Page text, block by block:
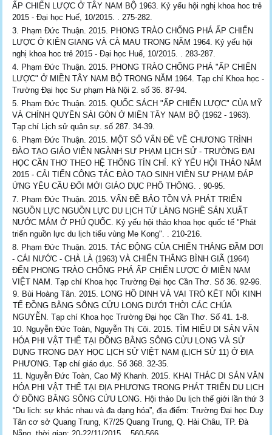
ẤP CHIẾN LƯỢC Ở TÂY NAM BỘ 1963. Kỷ yếu hội nghị khoa hoc trẻ
2015 - Đại học Huế, 10/2015. . 275-282.
Phạm Đức Thuận. 2015. PHONG TRÀO CHỐNG PHÁ ẤP CHIẾN
LƯỢC Ở KIÊN GIANG VÀ CÀ MAU TRONG NĂM 1964. Kỷ yếu hội
nghị khoa hoc trẻ 2015 - Đại học Huế, 10/2015. . 283-287.
Phạm Đức Thuận. 2015. PHONG TRÀO CHỐNG PHÁ "ẤP CHIẾN
LƯỢC" Ở MIỀN TÂY NAM BỘ TRONG NĂM 1964. Tạp chí Khoa học -
Trường Đại học Sư phạm Hà Nội 2. số 36. 87-94.
Phạm Đức Thuận. 2015. QUỐC SÁCH "ẤP CHIẾN LƯỢC" CỦA MỸ
VÀ CHÍNH QUYỀN SÀI GÒN Ở MIỀN TÂY NAM BỘ (1962 - 1963).
Tạp chí Lịch sử quân sự. số 287. 34-39.
Phạm Đức Thuận. 2015. MỘT SỐ VẤN ĐỀ VỀ CHƯƠNG TRÌNH
ĐÀO TẠO GIÁO VIÊN NGÀNH SƯ PHẠM LỊCH SỬ - TRƯỜNG ĐẠI
HỌC CẦN THƠ THEO HỆ THỐNG TÍN CHỈ. KỶ YẾU HỘI THẢO NĂM
2015 - CẢI TIẾN CÔNG TÁC ĐÀO TẠO SINH VIÊN SƯ PHẠM ĐÁP
ỨNG YÊU CẦU ĐỔI MỚI GIÁO DỤC PHỔ THÔNG. . 90-95.
Phạm Đức Thuận. 2015. VẤN ĐỀ BẢO TỒN VÀ PHÁT TRIỂN
NGUỒN LỰC NGUỒN LỰC DU LỊCH TỪ LÀNG NGHỀ SẢN XUẤT
NƯỚC MẮM Ở PHÚ QUỐC. Kỷ yếu hội thảo khoa học quốc tế "Phát
triển nguồn lực du lịch tiểu vùng Me Kong". . 210-216.
Phạm Đức Thuận. 2015. TÁC ĐỘNG CỦA CHIẾN THẮNG ĐẦM DƠI
- CÁI NƯỚC - CHÀ LÀ (1963) VÀ CHIẾN THẮNG BÌNH GIÃ (1964)
ĐẾN PHONG TRÀO CHỐNG PHÁ ẤP CHIẾN LƯỢC Ở MIỀN NAM
VIỆT NAM. Tạp chí Khoa học Trường Đại học Cần Thơ. Số 36. 92-96.
9. Bùi Hoàng Tân. 2015. LONG HỒ DINH VÀ VAI TRÒ KẾT NỐI KINH
TẾ ĐỒNG BẰNG SÔNG CỬU LONG DƯỚI THỜI CÁC CHÚA
NGUYỄN. Tạp chí Khoa học Trường Đại học Cần Thơ. Số 41. 1-8.
10. Nguyễn Đức Toàn, Nguyễn Thị Côi. 2015. TÌM HIỂU DI SẢN VĂN
HÓA PHI VẬT THỂ TẠI ĐỒNG BẰNG SÔNG CỬU LONG VÀ SỬ
DỤNG TRONG DẠY HỌC LỊCH SỬ VIỆT NAM (LỊCH SỬ 11) Ở ĐỊA
PHƯƠNG. Tạp chí giáo dục. Số 368. 32-35.
11. Nguyễn Đức Toàn, Cao Mỹ Khanh. 2015. KHAI THÁC DI SẢN VĂN
HÓA PHI VẬT THỂ TẠI ĐỊA PHƯƠNG TRONG PHÁT TRIỂN DU LỊCH
Ở ĐỒNG BẰNG SÔNG CỬU LONG. Hội thảo Du lịch thế giới lần thứ 3
“Du lịch: sự khác nhau và đa dạng hóa”, địa điểm: Trường Đại học Duy
Tân cơ sở Quang Trung, K7/25 Quang Trung, Q. Hải Châu, TP. Đà